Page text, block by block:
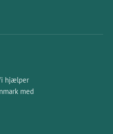
hjælper
med